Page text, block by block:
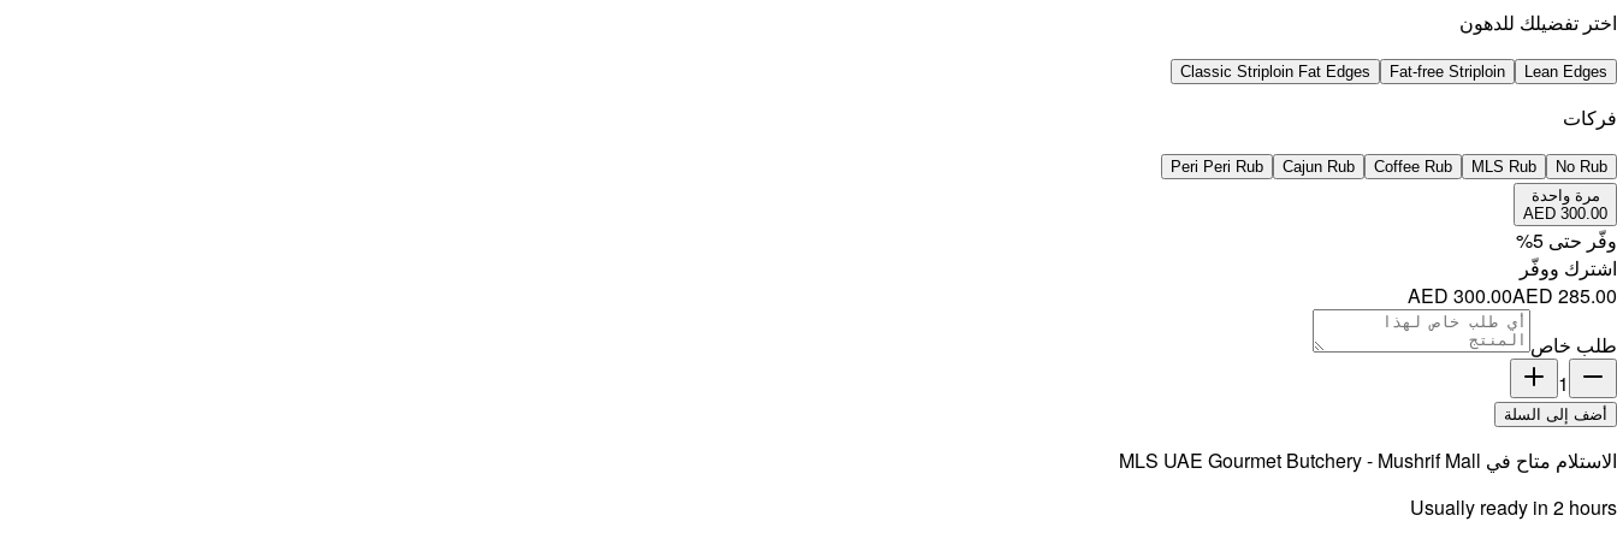
اختر تفضيلك للدهون
Lean Edges
Fat-free Striploin
Classic Striploin Fat Edges
فركات
No Rub
MLS Rub
Coffee Rub
Cajun Rub
Peri Peri Rub
مرة واحدة
AED 300.00
وفّر حتى 5
%
اشترك ووفّر
AED 300.00AED 285.00
طلب خاص
1
أضف إلى السلة
الاستلام متاح في MLS UAE Gourmet Butchery - Mushrif Mall
Usually ready in 2 hours